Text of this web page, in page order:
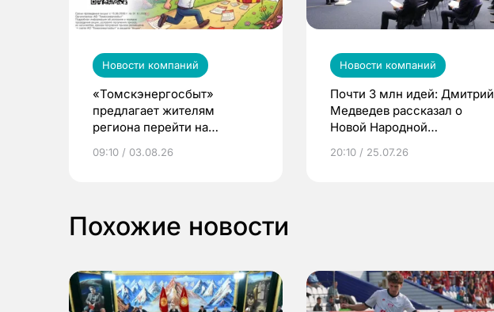
Новости компаний
«Томскэнергосбыт»
предлагает жителям
региона перейти на
выиграть призы
09:10 / 03.08.26
Новости компаний
Почти 3 млн идей: Дмитрий
Медведев рассказал о
Новой Народной
20:10 / 25.07.26
Похожие новости